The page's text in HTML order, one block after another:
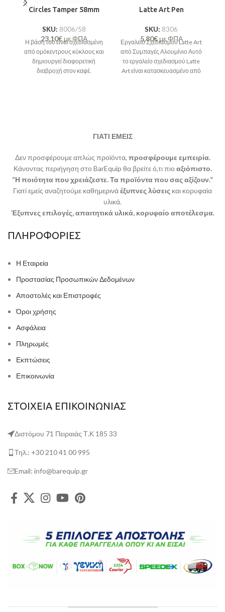
Circles Tamper 58mm
SKU: 8006/58
23,10€με ΦΠΑ
Η βάση του είναι σχεδιασμένη
από ομόκεντρους κύκλους και
δημιουργεί διαφορετική
διαβροχή στον καφέ.
Latte Art Pen
SKU: 8306
5,80€με ΦΠΑ
Εργαλείο Σχεδιασμού Latte Art
από Συμπαγές Αλουμίνιο Αυτό
το εργαλείο σχεδιασμού Latte
Art είναι κατασκευασμένο από
ΓΙΑΤΙ ΕΜΕΙΣ
Δεν προσφέρουμε απλώς προϊόντα, προσφέρουμε εμπειρία.
Κάνοντας περιήγηση στο BarEquip θα βρείτε ό,τι πιο αξιόπιστο.
“Η ποιότητα που χρειάζεστε. Τα προϊόντα που σας αξίζουν.”
Γιατί εμείς αναζητούμε καθημερινάέξυπνες λύσεις και κορυφαία
υλικά.
Έξυπνες επιλογές, απαιτητικά υλικά, κορυφαίο αποτέλεσμα.
ΠΛΗΡΟΦΟΡΙΕΣ
Η Εταιρεία
Προστασίας Προσωπικών Δεδομένων
Αποστολές και Επιστροφές
Όροι χρήσης
Ασφάλεια
Πληρωμές
Εκπτώσεις
Επικοινωνία
ΣΤΟΙΧΕΙΑ ΕΠΙΚΟΙΝΩΝΙΑΣ
Διστόμου 71 Πειραιάς Τ.Κ 185 33
Τηλ.: +30 210 41 00 995
Email: info@barequip.gr